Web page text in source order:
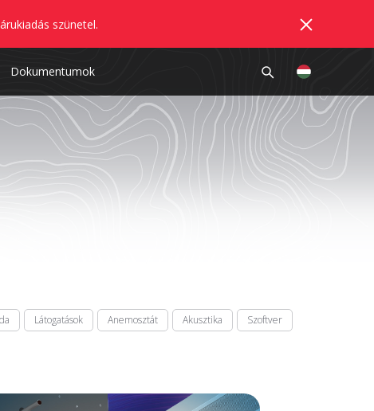
szünetel.
Dokumentumok
Látogatások Anemosztát Akusztika
Szoftver